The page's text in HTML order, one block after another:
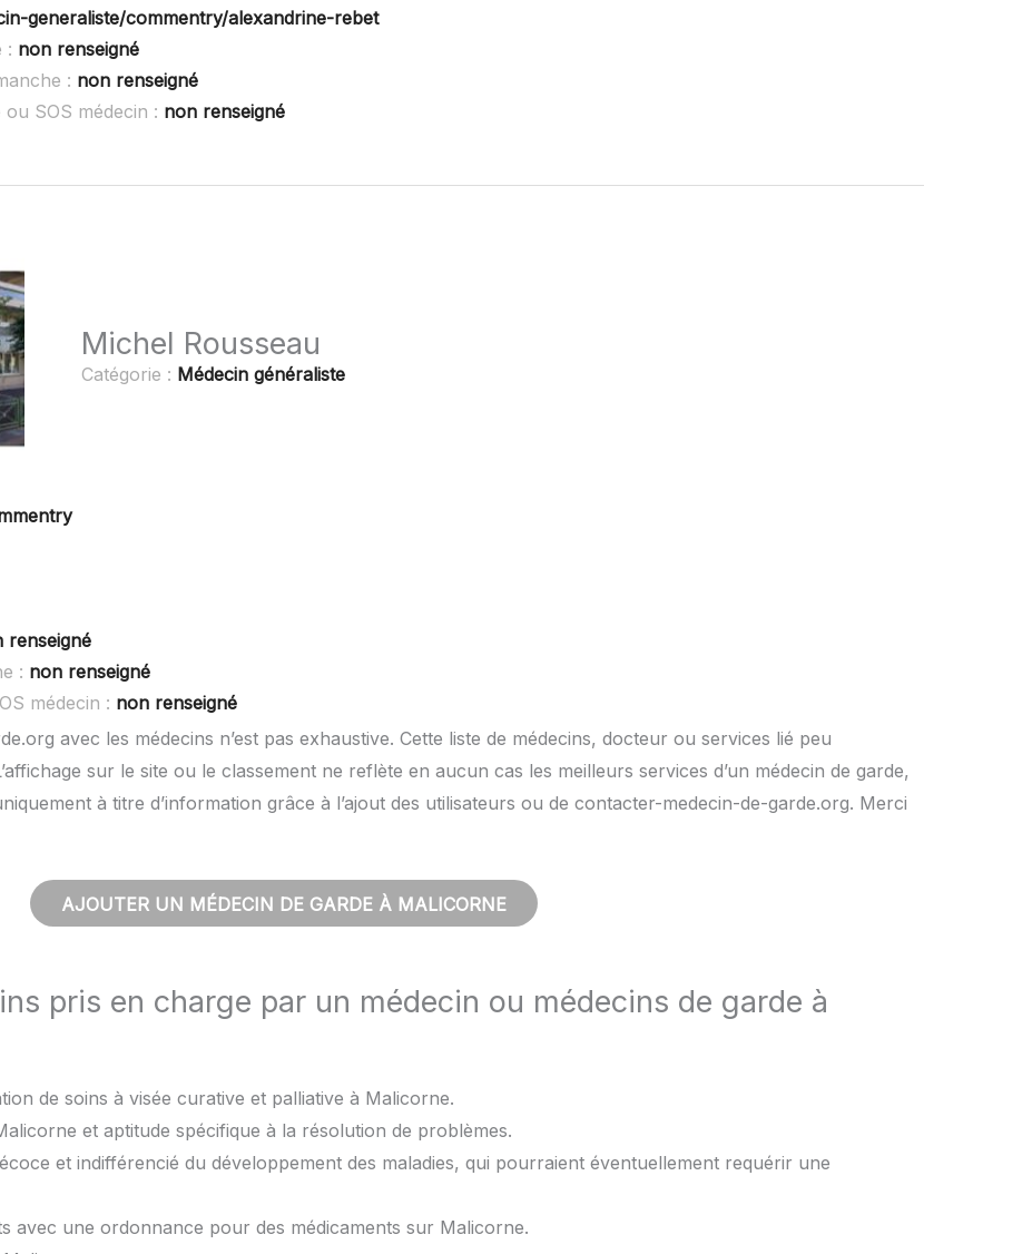
generaliste/commentry/alexandrine-rebet
: non renseigné
: non renseigné
SOS médecin : non renseigné
Michel Rousseau
Catégorie : Médecin généraliste
renseigné
: non renseigné
médecin : non renseigné
avec les médecins n’est pas exhaustive. Cette liste de médecins, docteur ou services lié peu
sur le site ou le classement ne reflète en aucun cas les meilleurs services d’un médecin de garde,
à titre d’information grâce à l’ajout des utilisateurs ou de contacter-medecin-de-garde.org. Merci
AJOUTER UN MÉDECIN DE GARDE À MALICORNE
pris en charge par un médecin ou médecins de garde à
de soins à visée curative et palliative à Malicorne.
et aptitude spécifique à la résolution de problèmes.
et indifférencié du développement des maladies, qui pourraient éventuellement requérir une
avec une ordonnance pour des médicaments sur Malicorne.